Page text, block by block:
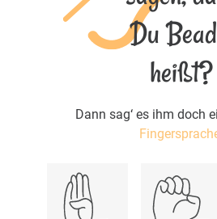
Du
heißt?
Dann sag‘ es ihm doch